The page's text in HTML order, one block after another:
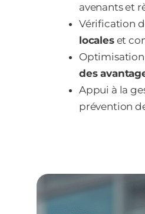
avenants et
Vérification
localeset
Optimisation
des
Appui à la
prévention